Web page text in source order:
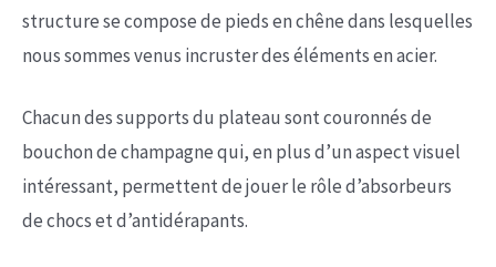
structure se compose de pieds en chêne dans lesquelles
nous sommes venus incruster des éléments en acier.
Chacun des supports du plateau sont couronnés de
bouchon de champagne qui, en plus d’un aspect visuel
intéressant, permettent de jouer le rôle d’absorbeurs
de chocs et d’antidérapants.